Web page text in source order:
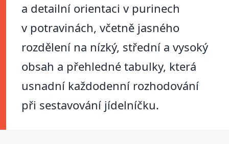
a detailní orientaci v purinech
v potravinách, včetně jasného
rozdělení na nízký, střední a vysoký
obsah a přehledné tabulky, která
usnadní každodenní rozhodování
při sestavování jídelníčku.